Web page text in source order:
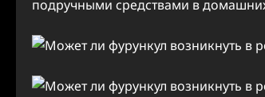
подручными средствами в